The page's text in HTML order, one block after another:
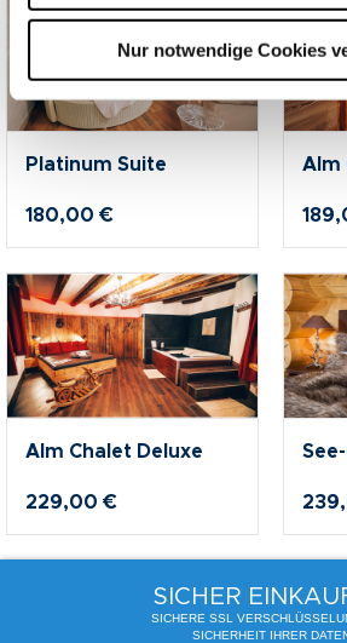
Nur notwendige Cookies
Platinum Suite
180,00 €
Alm
Alm Chalet Deluxe
229,00 €
SICHER
SICHERE SSL
SICHERHEIT IHRER